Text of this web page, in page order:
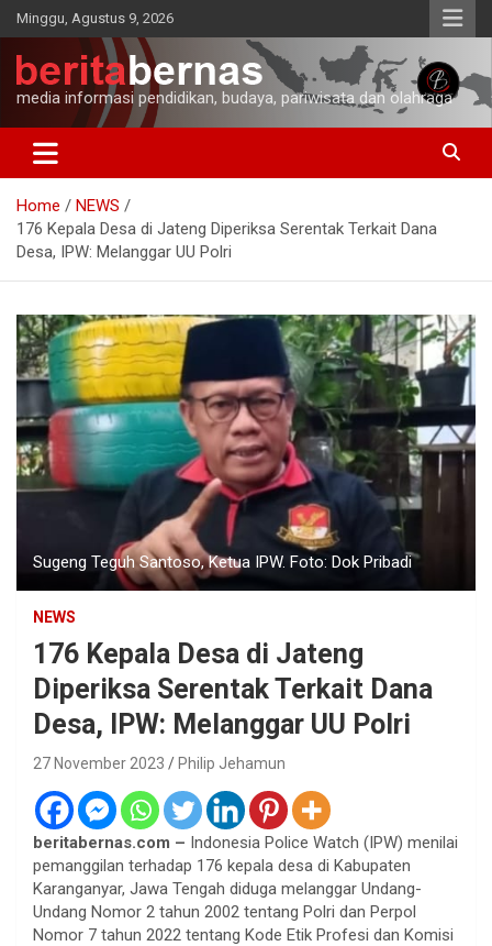
Skip
to
content
Minggu, Agustus 9, 2026
media informasi pendidikan, budaya, pariwisata dan olahraga
Home
NEWS
176 Kepala Desa di Jateng Diperiksa Serentak Terkait Dana
Desa, IPW: Melanggar UU Polri
Sugeng Teguh Santoso, Ketua IPW. Foto: Dok Pribadi
NEWS
176 Kepala Desa di Jateng
Diperiksa Serentak Terkait Dana
Desa, IPW: Melanggar UU Polri
27 November 2023 Philip Jehamun
beritabernas.com – Indonesia Police Watch (IPW) menilai
pemanggilan terhadap 176 kepala desa di Kabupaten
Karanganyar, Jawa Tengah diduga melanggar Undang-
Undang Nomor 2 tahun 2002 tentang Polri dan Perpol
Nomor 7 tahun 2022 tentang Kode Etik Profesi dan Komisi